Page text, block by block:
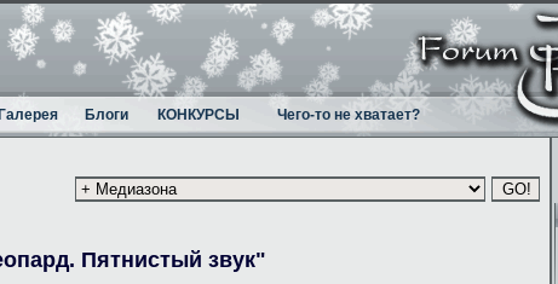
Галерея Блоги КОНКУРСЫ Чего-то не хватает?
Пятнистый звук"